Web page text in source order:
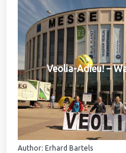
Veolia-Adieu! –
Author: Erhard Bartels